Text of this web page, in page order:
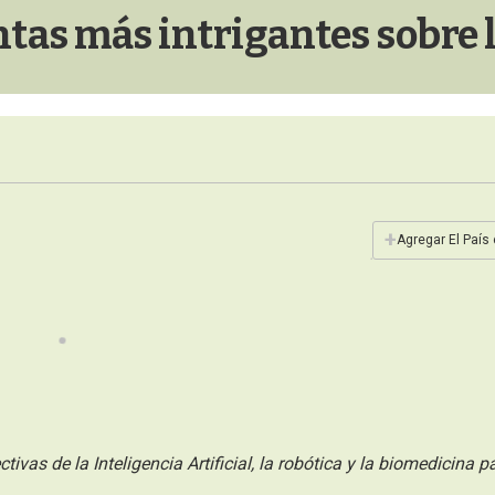
más intrigantes
+Agregar El País
de la Inteligencia Artificial, la robótica y la biomedicina